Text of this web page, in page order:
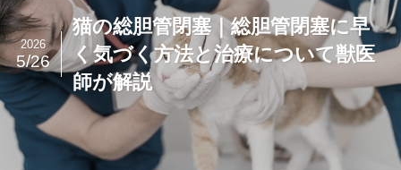
猫の総胆管閉塞｜総胆管閉塞に早
く気づく方法と治療について獣医
師が解説
2026
5/26